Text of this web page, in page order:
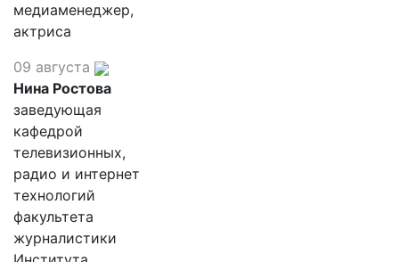
медиаменеджер,
актриса
09 августа
Нина Ростова
заведующая
кафедрой
телевизионных,
радио и интернет
технологий
факультета
журналистики